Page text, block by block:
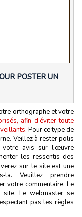
POSTER UN
orthographe et votre
afin d’éviter toute
Pour ce type de
Veillez à rester polis
avis sur l’œuvre
les ressentis des
sur le site est une
Veuillez prendre
votre commentaire. Le
Le webmaster se
pas les règles